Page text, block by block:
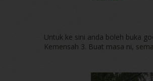
Untuk ke sini anda boleh buka
Kemensah 3. Buat masa ni,